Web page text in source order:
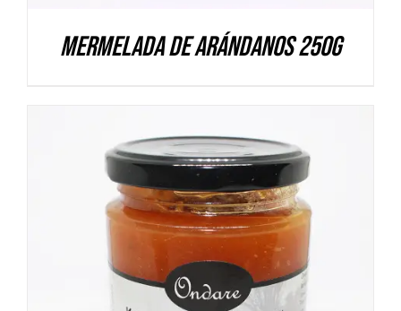
Mermelada de Arándanos 250g
DETALLES